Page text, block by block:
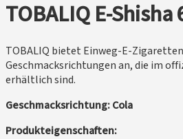
TOBALIQ E-Shisha
TOBALIQ bietet Einweg-E-
Geschmacksrichtungen an, die im
erhältlich sind.
Geschmacksrichtung:
Produkteigenschaften: